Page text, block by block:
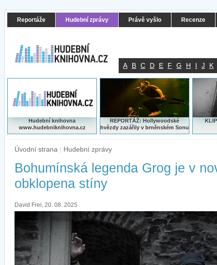
Reportáže Hudební zprávy Právě vyšlo Recenze
A B C D E F G H I J K
Hudební knihovna
www.hudebniknihovna.cz
REPORTÁŽ: Hollywoodské
hvězdy zazářily v brněnském Sonu
Úvodní strana | Hudební zprávy
Bohumínská legenda Grog je v
obklopena stíny
David Frei, 20. 08. 2025